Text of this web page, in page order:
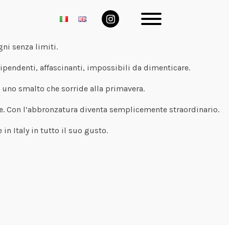
senza limiti.
affascinanti, impossibili da dimenticare.
smalto che sorride alla primavera.
l’abbronzatura diventa semplicemente straordinario.
in Italy in tutto il suo gusto.